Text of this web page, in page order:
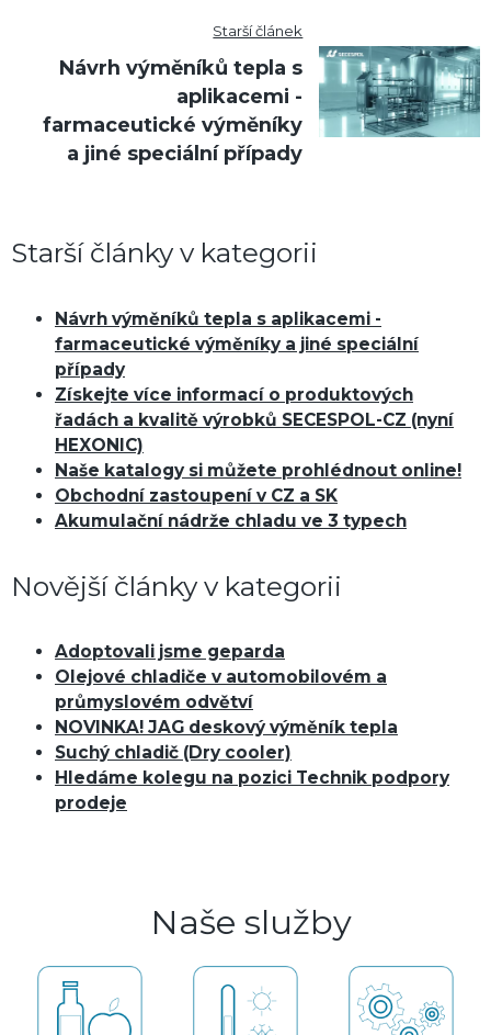
Starší článek
Návrh výměníků tepla s
aplikacemi -
farmaceutické výměníky
a jiné speciální případy
Starší články v kategorii
Návrh výměníků tepla s aplikacemi -
farmaceutické výměníky a jiné speciální
případy
Získejte více informací o produktových
řadách a kvalitě výrobků SECESPOL-CZ (nyní
HEXONIC)
Naše katalogy si můžete prohlédnout online!
Obchodní zastoupení v CZ a SK
Akumulační nádrže chladu ve 3 typech
Novější články v kategorii
Adoptovali jsme geparda
Olejové chladiče v automobilovém a
průmyslovém odvětví
NOVINKA! JAG deskový výměník tepla
Suchý chladič (Dry cooler)
Hledáme kolegu na pozici Technik podpory
prodeje
Naše služby